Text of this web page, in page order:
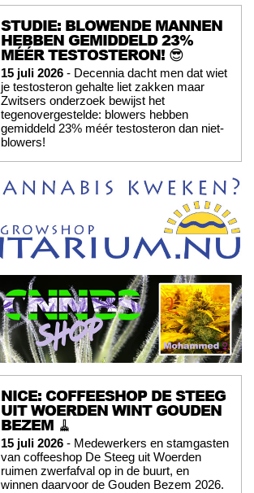
STUDIE: BLOWENDE MANNEN
HEBBEN GEMIDDELD 23%
MÉÉR TESTOSTERON! 😎
15 juli 2026 - Decennia dacht men dat wiet
je testosteron gehalte liet zakken maar
Zwitsers onderzoek bewijst het
tegenovergestelde: blowers hebben
gemiddeld 23% méér testosteron dan niet-
blowers!
NICE: COFFEESHOP DE STEEG
UIT WOERDEN WINT GOUDEN
BEZEM 🧹
15 juli 2026 - Medewerkers en stamgasten
van coffeeshop De Steeg uit Woerden
ruimen zwerfafval op in de buurt, en
winnen daarvoor de Gouden Bezem 2026.